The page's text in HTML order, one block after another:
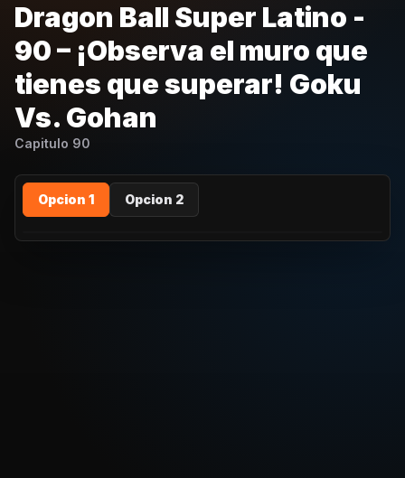
Dragon Ball Super Latino -
90 – ¡Observa el muro que
tienes que superar! Goku
Vs. Gohan
Capitulo 90
Opcion 1 Opcion 2